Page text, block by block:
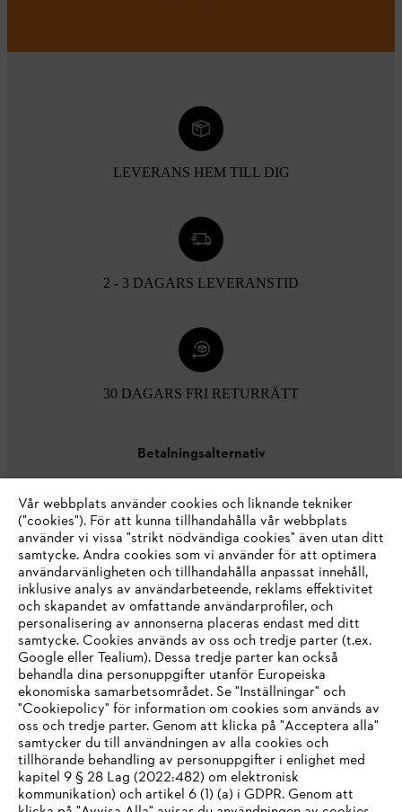
LEVERANS HEM TILL DIG
2 - 3 DAGARS LEVERANSTID
30 DAGARS FRI RETURRÄTT
Betalningsalternativ
Företaget
STIHL FAQ
Service
IHR BROWSER WIRD NICHT
UNTERSTÜTZT
Vår webbplats använder cookies och liknande tekniker
("cookies"). För att kunna tillhandahålla vår webbplats
använder vi vissa "strikt nödvändiga cookies" även utan ditt
samtycke. Andra cookies som vi använder för att optimera
användarvänligheten och tillhandahålla anpassat innehåll,
inklusive analys av användarbeteende, reklams effektivitet
och skapandet av omfattande användarprofiler, och
personalisering av annonserna placeras endast med ditt
samtycke. Cookies används av oss och tredje parter (t.ex.
Google eller Tealium). Dessa tredje parter kan också
behandla dina personuppgifter utanför Europeiska
ekonomiska samarbetsområdet. Se "Inställningar" och
"Cookiepolicy" för information om cookies som används av
oss och tredje parter. Genom att klicka på "Acceptera alla"
samtycker du till användningen av alla cookies och
tillhörande behandling av personuppgifter i enlighet med
kapitel 9 § 28 Lag (2022:482) om elektronisk
kommunikation) och artikel 6 (1) (a) i GDPR. Genom att